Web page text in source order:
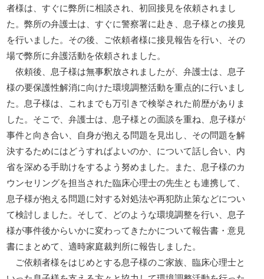
者様は、すぐに弊所に相談され、初回接見を依頼されまし
た。弊所の弁護士は、すぐに警察署に赴き、息子様との接見
を行いました。その後、ご依頼者様に接見報告を行い、その
場で弊所に弁護活動を依頼されました。
依頼後、息子様は無事釈放されましたが、弁護士は、息子
様の要保護性解消に向けた環境調整活動を重点的に行いまし
た。息子様は、これまでも万引きで検挙された前歴がありま
した。そこで、弁護士は、息子様との面談を重ね、息子様が
事件と向き合い、自身が抱える問題を見出し、その問題を解
決するためにはどうすればよいのか、について話し合い、内
省を深める手助けをするよう努めました。また、息子様のカ
ウンセリングを担当された臨床心理士の先生とも連携して、
息子様が抱える問題に対する対処法や再犯防止策などについ
て検討しました。そして、どのような環境調整を行い、息子
様が事件後からいかに変わってきたかについて報告書・意見
書にまとめて、適時家庭裁判所に報告しました。
ご依頼者様をはじめとする息子様のご家族、臨床心理士と